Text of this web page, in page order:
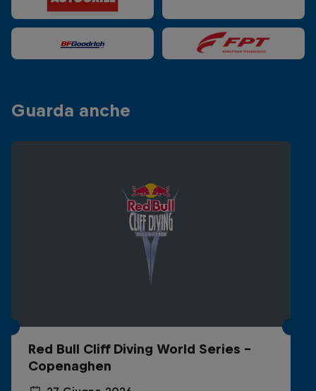
Guarda anche
Red Bull Cliff Diving World Series -
Copenaghen